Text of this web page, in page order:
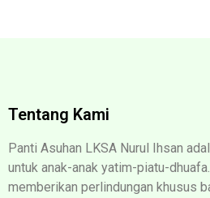
Tentang Kami
Panti Asuhan LKSA Nurul Ihsan
untuk anak-anak yatim-piatu-
memberikan perlindungan khusus